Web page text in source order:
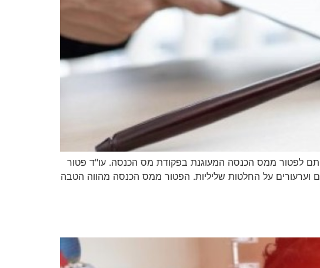
לפטור ממס הכנסה המעוגנת בפקודת מס הכנסה. עו"ד פטור
וערעורים על החלטות שליליות. הפטור ממס הכנסה מהווה הטבה